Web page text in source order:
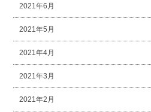
2021年6月
2021年5月
2021年4月
2021年3月
2021年2月